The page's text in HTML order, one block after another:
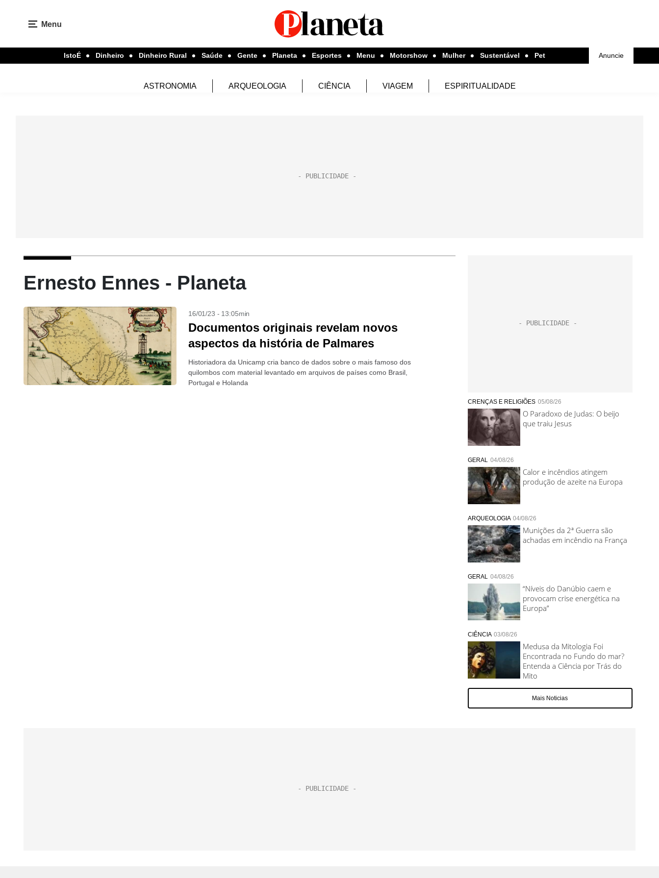
Menu
IstoÉ Dinheiro Dinheiro Rural Saúde Gente Planeta Esportes Menu Motorshow Mulher Sustentável Pet Anuncie
ASTRONOMIA ARQUEOLOGIA CIÊNCIA VIAGEM ESPIRITUALIDADE
Ernesto Ennes - Planeta
16/01/23 - 13:05min
Documentos originais revelam novos
aspectos da história de Palmares
Historiadora da Unicamp cria banco de dados sobre o mais famoso dos
quilombos com material levantado em arquivos de países como Brasil,
Portugal e Holanda
CRENÇAS E RELIGIÕES 05/08/26
O Paradoxo de Judas: O beijo
que traiu Jesus
GERAL 04/08/26
Calor e incêndios atingem
produção de azeite na Europa
ARQUEOLOGIA 04/08/26
Munições da 2ª Guerra são
achadas em incêndio na França
GERAL 04/08/26
“Níveis do Danúbio caem e
provocam crise energética na
Europa”
CIÊNCIA 03/08/26
Medusa da Mitologia Foi
Encontrada no Fundo do mar?
Entenda a Ciência por Trás do
Mito
Mais Noticias